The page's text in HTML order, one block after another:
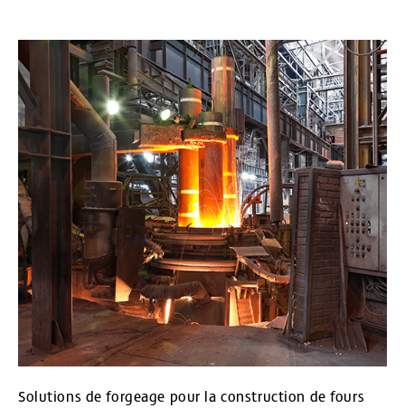
Solutions de forgeage pour la construction de fours